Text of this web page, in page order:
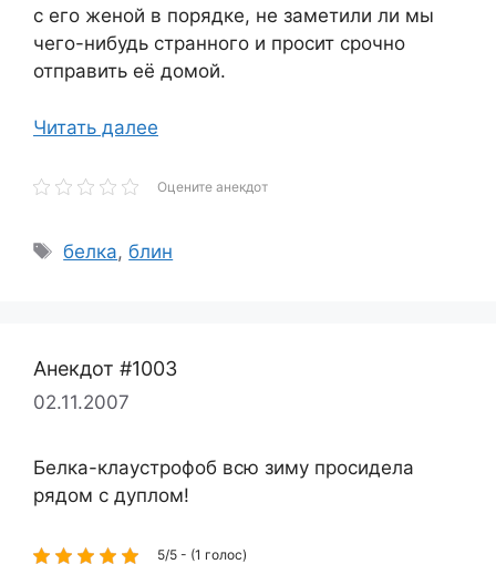
с его женой в порядке, не заметили ли мы
чего-нибудь странного и просит срочно
отправить её домой.
Читать далее
Оцените анекдот
Метки
белка,блин
Анекдот #1003
02.11.2007
Белка-клаустрофоб всю зиму просидела
рядом с дуплом!
5/5 - (1 голос)